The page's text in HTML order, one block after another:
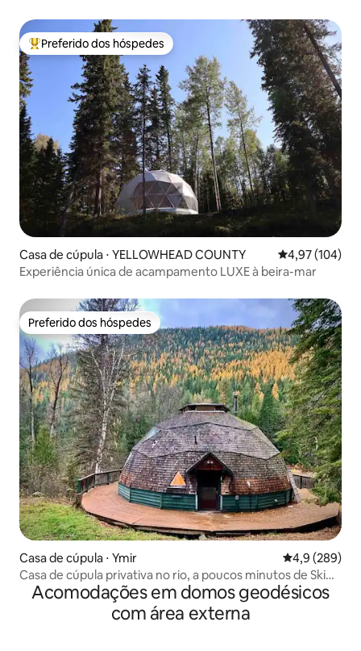
Entre os melhores preferidos dos hóspedes
Preferido dos hóspedes
Casa de cúpula ⋅ YELLOWHEAD COUNTY 4,97 de uma
4,97 (104)
Experiência única de acampamento LUXE à beira-mar
Preferido dos hóspedes
Preferido dos hóspedes
Casa de cúpula ⋅ Ymir 4,9 de uma
4,9 (289)
Casa de cúpula privativa no rio, a poucos minutos de Ski
HillAcomodações em domos geodésicos
com área externa